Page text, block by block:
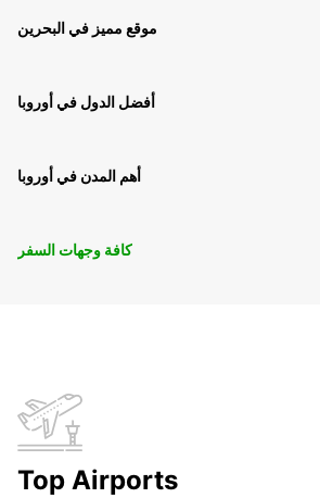
موقع مميز في البحرين
أفضل الدول في أوروبا
أهم المدن في أوروبا
كافة وجهات السفر
Top Airports